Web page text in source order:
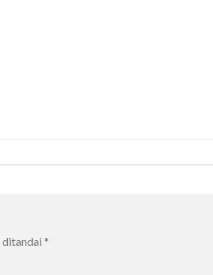
ditandai *